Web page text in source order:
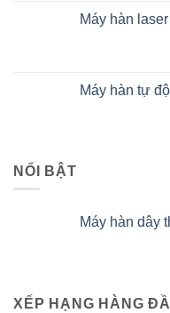
Máy hàn
Máy hàn tự
NỔI BẬT
Máy hàn dây
XẾP HẠNG HÀNG